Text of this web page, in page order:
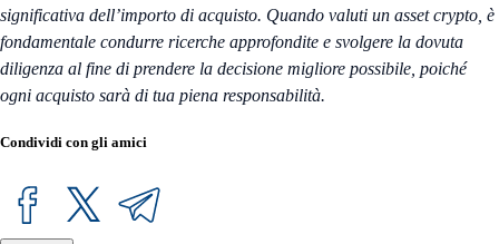
significativa dell’importo di acquisto. Quando valuti un asset crypto, è
fondamentale condurre ricerche approfondite e svolgere la dovuta
diligenza al fine di prendere la decisione migliore possibile, poiché
ogni acquisto sarà di tua piena responsabilità.
Condividi con gli amici